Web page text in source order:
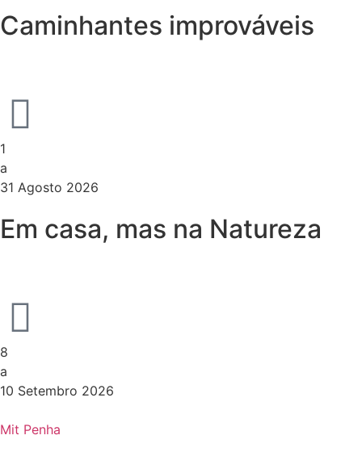
Caminhantes improváveis
1
a
31 Agosto 2026
Em casa, mas na Natureza
8
a
10 Setembro 2026
Mit Penha